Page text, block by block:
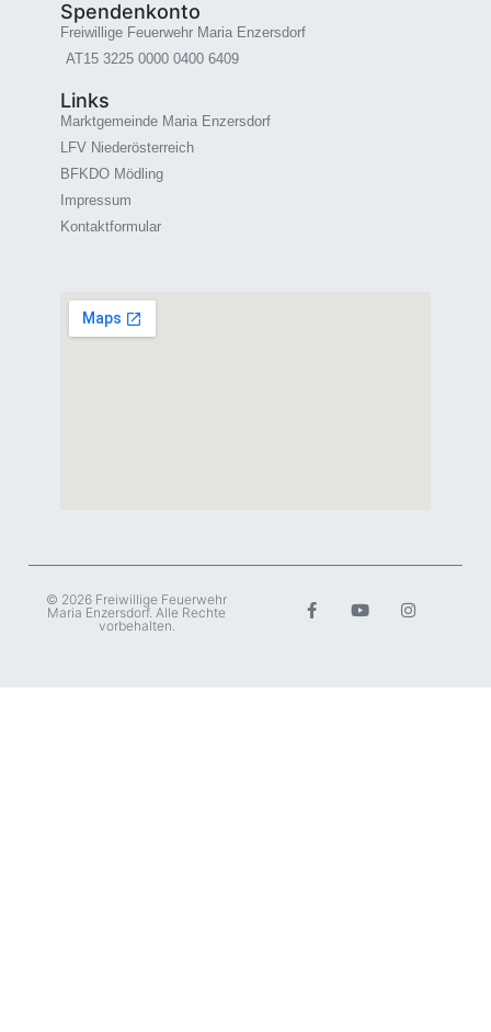
Spendenkonto
Freiwillige Feuerwehr Maria Enzersdorf
AT15 3225 0000 0400 6409
Links
Marktgemeinde Maria Enzersdorf
LFV Niederösterreich
BFKDO Mödling
Impressum
Kontaktformular
© 2026 Freiwillige Feuerwehr
Maria Enzersdorf. Alle Rechte
vorbehalten.